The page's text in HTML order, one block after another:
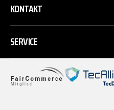
KONTAKT
SERVICE